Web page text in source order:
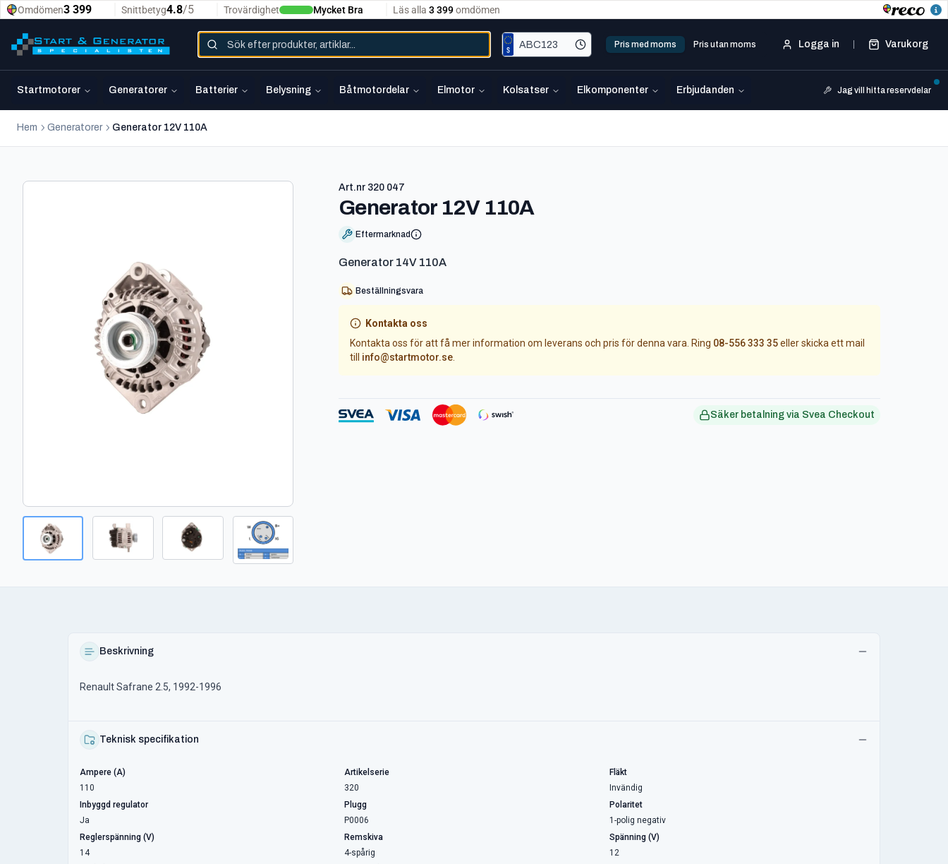
Pris med moms Pris utan moms Logga in Varukorg
Startmotorer Generatorer Batterier Belysning Båtmotordelar Elmotor Kolsatser Elkomponenter Erbjudanden Jag vill hitta reservdelar
Hem Generatorer Generator 12V 110A
Art.nr 320 047
Generator 12V 110A-
Eftermarknad
Generator 14V 110A
Beställningsvara
Kontakta oss
Kontakta oss för att få mer information om leverans och pris för denna vara. Ring 08-556 333 35eller skicka ett mail
till
info@startmotor.se
Säker betalning via Svea Checkout
Beskrivning
Renault Safrane 2.5, 1992-1996
Teknisk specifikation
Ampere (A)
110
Artikelserie
320
Fläkt
Invändig
Inbyggd regulator
Ja
Plugg
P0006
Polaritet
1-polig negativ
Reglerspänning (V)
14
Remskiva
4-spårig
Spänning (V)
12